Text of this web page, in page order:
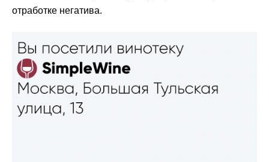
отработке негатива.
Теги и автоответы
Статистика по отзывам
Суммаризация отзывов
Интеграции
Активатор отзывов